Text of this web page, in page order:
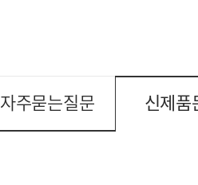
자주묻는질문 신제품